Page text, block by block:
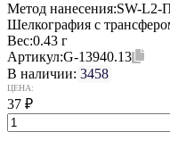
Метод нанесения:SW-L2-
Шелкография с
Вес:0.43 г
Артикул:G-13940.13
В наличии: 3458
ЦЕНА:
37 ₽